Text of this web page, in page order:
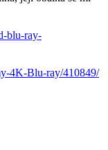
blu-ray-
4K-Blu-ray/410849/